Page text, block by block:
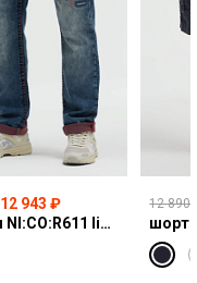
12 943 ₽
джинсы NI:CO:R611 light vintage print jogg
12 890